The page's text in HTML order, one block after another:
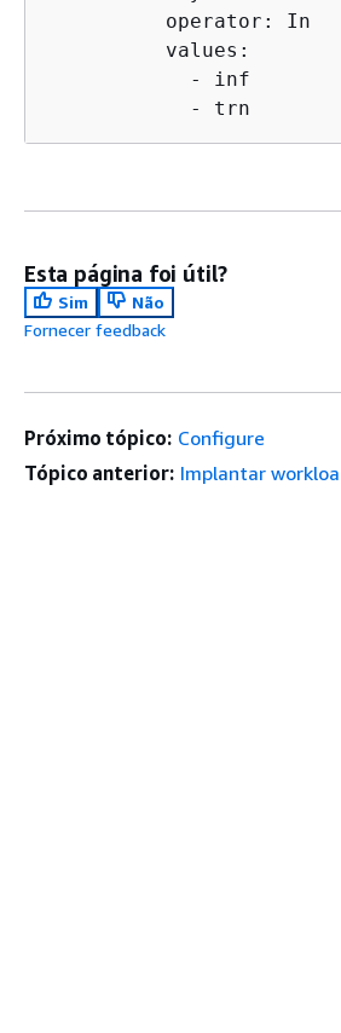
          operator: In
          values:
            - inf
            - trn
Esta página foi útil?
Sim
Não
Fornecer feedback
Próximo tópico: Configure
Tópico anterior: Implantar